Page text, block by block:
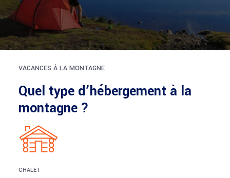
VACANCES À LA MONTAGNE
Quel type d’hébergement à la
montagne ?
CHALET